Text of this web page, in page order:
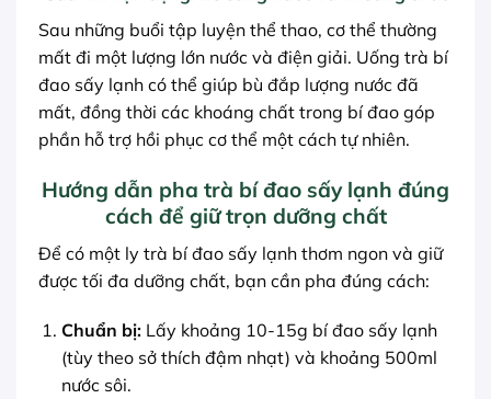
Sau những buổi tập luyện thể thao, cơ thể thường
mất đi một lượng lớn nước và điện giải. Uống trà bí
đao sấy lạnh có thể giúp bù đắp lượng nước đã
mất, đồng thời các khoáng chất trong bí đao góp
phần hỗ trợ hồi phục cơ thể một cách tự nhiên.
Hướng dẫn pha trà bí đao sấy lạnh đúng
cách để giữ trọn dưỡng chất
Để có một ly trà bí đao sấy lạnh thơm ngon và giữ
được tối đa dưỡng chất, bạn cần pha đúng cách:
Chuẩn bị:Lấy khoảng 10-15g bí đao sấy lạnh
(tùy theo sở thích đậm nhạt) và khoảng 500ml
nước sôi.